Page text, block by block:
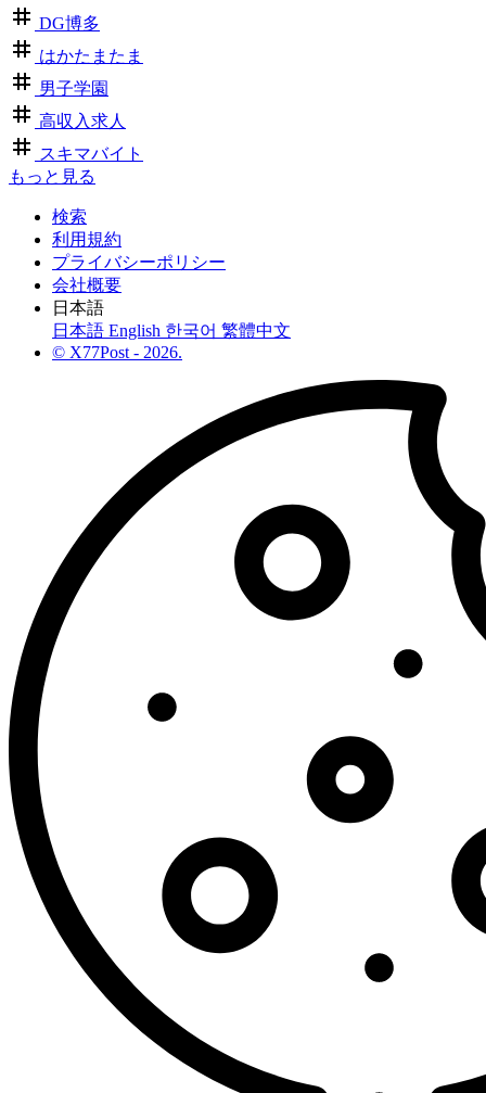
DG博多
はかたまたま
男子学園
高収入求人
スキマバイト
もっと見る
検索
利用規約
プライバシーポリシー
会社概要
日本語
日本語 English 한국어 繁體中文
© X77Post - 2026.